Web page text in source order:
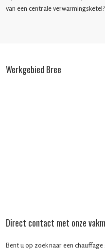
van een centrale
Werkgebied Bree
Direct contact met onze
Bent u op zoek naar een